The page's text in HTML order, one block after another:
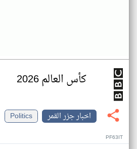
كأس العالم 2026
اخبار جزر القمر
Politics
PF63IT